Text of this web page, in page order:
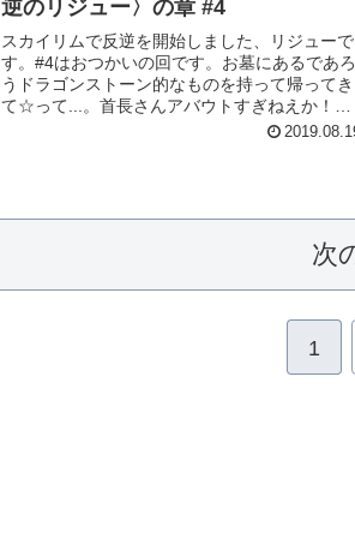
逆のリジュー〉の章 #4
スカイリムで反逆を開始しました、リジューで
す。#4はおつかいの回です。お墓にあるであろ
うドラゴンストーン的なものを持って帰ってき
て☆って...。首長さんアバウトすぎねえか！？
てなわけでリンク先の動画をお楽しみくださ
次
1